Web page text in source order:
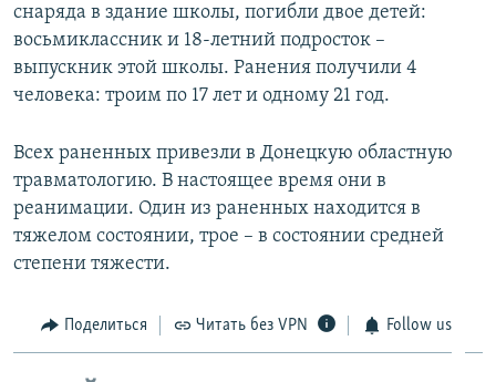
снаряда в здание школы, погибли двое детей:
восьмиклассник и 18-летний подросток –
выпускник этой школы. Ранения получили 4
человека: троим по 17 лет и одному 21 год.
Всех раненных привезли в Донецкую областную
травматологию. В настоящее время они в
реанимации. Один из раненных находится в
тяжелом состоянии, трое – в состоянии средней
степени тяжести.
Поделиться Читать без VPN Follow us